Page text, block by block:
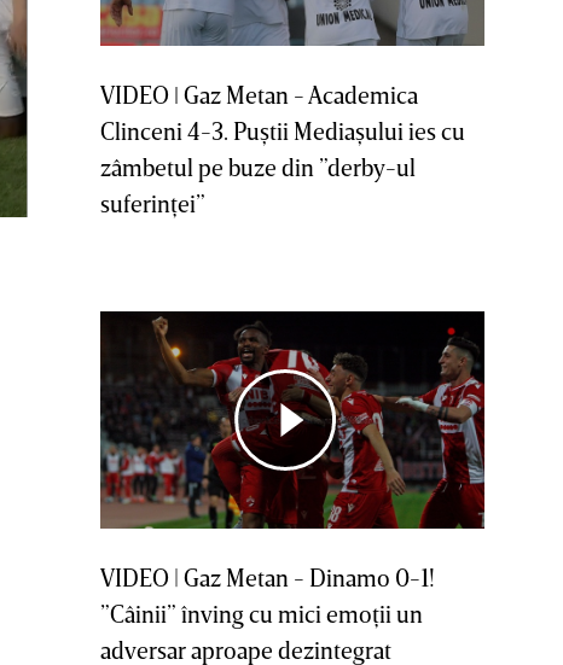
VIDEO ǀ Gaz Metan - Academica
Clinceni 4-3. Puştii Mediaşului ies cu
zâmbetul pe buze din ”derby-ul
suferinţei”
VIDEO | Gaz Metan - Dinamo 0-1!
”Câinii” înving cu mici emoţii un
adversar aproape dezintegrat